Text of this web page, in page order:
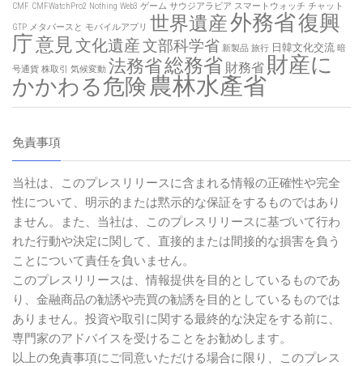
CMF CMFWatchPro2 Nothing Web3 ゲーム サウジアラビア スマートウォッチ チャット
GTP メタバースと モバイルアプリ 世界遺産外務省復興
庁意見文化遺産文部科学省 新製品 旅行 日韓文化交流 暗
号通貨 株取引 気候変動 法務省総務省 財務省 財産に
かかわる危険農林水產省
免責事項
当社は、このプレスリリースに含まれる情報の正確性や完全
性について、明示的または黙示的な保証をするものではあり
ません。また、当社は、このプレスリリースに基づいて行わ
れた行動や決定に関して、直接的または間接的な損害を負う
ことについて責任を負いません。
このプレスリリースは、情報提供を目的としているものであ
り、金融商品の勧誘や売買の勧誘を目的としているものでは
ありません。投資や取引に関する最終的な決定をする前に、
専門家のアドバイスを受けることをお勧めします。
以上の免責事項にご同意いただける場合に限り、このプレス